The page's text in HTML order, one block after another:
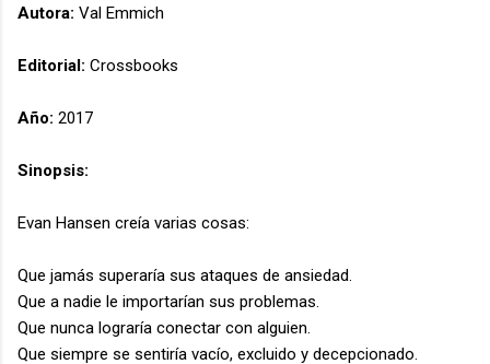
Autora: Val Emmich
Editorial: Crossbooks
Año: 2017
Sinopsis:
Evan Hansen creía varias cosas:
Que jamás superaría sus ataques de ansiedad.
Que a nadie le importarían sus problemas.
Que nunca lograría conectar con alguien.
Que siempre se sentiría vacío, excluido y decepcionado.